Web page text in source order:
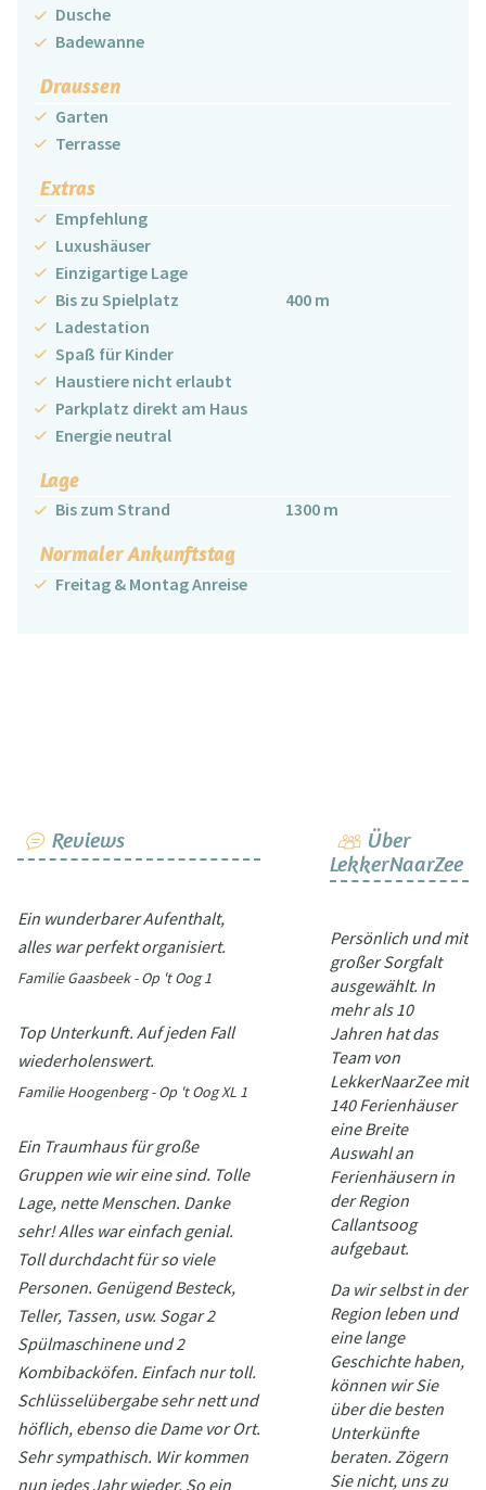
Dusche
Badewanne
Draussen
Garten
Terrasse
Extras
Empfehlung
Luxushäuser
Einzigartige Lage
Bis zu Spielplatz
400 m
Ladestation
Spaß für Kinder
Haustiere nicht erlaubt
Parkplatz direkt am Haus
Energie neutral
Lage
Bis zum Strand 1300 m
Normaler Ankunftstag
Freitag & Montag Anreise
Reviews
Ein wunderbarer Aufenthalt,
alles war perfekt organisiert.
Familie Gaasbeek - Op 't Oog 1
Top Unterkunft. Auf jeden Fall
wiederholenswert.
Familie Hoogenberg - Op 't Oog XL 1
Ein Traumhaus für große
Gruppen wie wir eine sind. Tolle
Lage, nette Menschen. Danke
sehr! Alles war einfach genial.
Toll durchdacht für so viele
Personen. Genügend Besteck,
Teller, Tassen, usw. Sogar 2
Spülmaschinene und 2
Kombibacköfen. Einfach nur toll.
Schlüsselübergabe sehr nett und
höflich, ebenso die Dame vor Ort.
Sehr sympathisch. Wir kommen
nun jedes Jahr wieder. So ein
Über
LekkerNaarZee
Persönlich und mit
großer Sorgfalt
ausgewählt. In
mehr als 10
Jahren hat das
Team von
LekkerNaarZee mit
140 Ferienhäuser
eine Breite
Auswahl an
Ferienhäusern in
der Region
Callantsoog
aufgebaut.
Da wir selbst in der
Region leben und
eine lange
Geschichte haben,
können wir Sie
über die besten
Unterkünfte
beraten. Zögern
Sie nicht, uns zu